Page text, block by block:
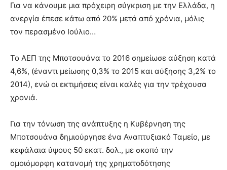
Για να κάνουμε μια πρόχειρη σύγκριση με την Ελλάδα, η
ανεργία έπεσε κάτω από 20% μετά από χρόνια, μόλις
τον περασμένο Ιούλιο…
Το ΑΕΠ της Μποτσουάνα το 2016 σημείωσε αύξηση κατά
4,6%, (έναντι μείωσης 0,3% το 2015 και αύξησης 3,2% το
2014), ενώ οι εκτιμήσεις είναι καλές για την τρέχουσα
χρονιά.
Για την τόνωση της ανάπτυξης η Κυβέρνηση της
Μποτσουάνα δημιούργησε ένα Αναπτυξιακό Ταμείο, με
κεφάλαια ύψους 50 εκατ. δολ., με σκοπό την
ομοιόμορφη κατανομή της χρηματοδότησης